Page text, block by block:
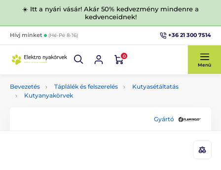
☀️ Itt a nyári vásár! Akár 50% kedvezmény mindenre a
kedvenceidnek!
Hívj minket (Hé-Pé 8-16) +36 21 300 7514
0
Menü
Bevezetés Táplálék és felszerelés
Kutyasétáltatás
Kutyanyakörvek
Gyártó